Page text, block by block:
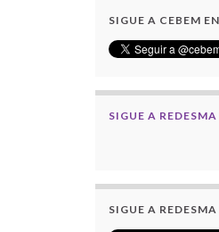
SIGUE A CEBEM
SIGUE A
SIGUE A